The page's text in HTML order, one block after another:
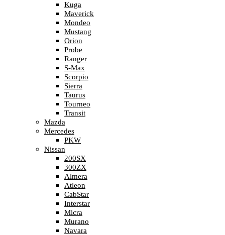
Kuga
Maverick
Mondeo
Mustang
Orion
Probe
Ranger
S-Max
Scorpio
Sierra
Taurus
Tourneo
Transit
Mazda
Mercedes
PKW
Nissan
200SX
300ZX
Almera
Atleon
CabStar
Interstar
Micra
Murano
Navara